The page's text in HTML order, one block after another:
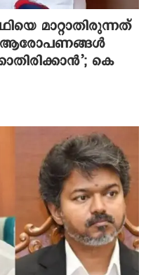
മാറ്റാതിരുന്നത്
ആരോപണങ്ങൾ
കെ